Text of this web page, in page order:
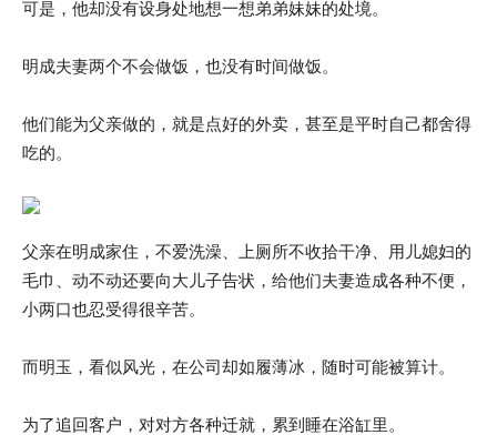
可是，他却没有设身处地想一想弟弟妹妹的处境。
明成夫妻两个不会做饭，也没有时间做饭。
他们能为父亲做的，就是点好的外卖，甚至是平时自己都舍得
吃的。
父亲在明成家住，不爱洗澡、上厕所不收拾干净、用儿媳妇的
毛巾、动不动还要向大儿子告状，给他们夫妻造成各种不便，
小两口也忍受得很辛苦。
而明玉，看似风光，在公司却如履薄冰，随时可能被算计。
为了追回客户，对对方各种迁就，累到睡在浴缸里。